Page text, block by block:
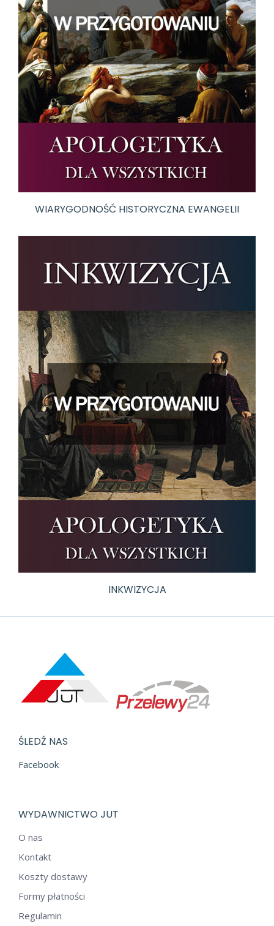
WIARYGODNOŚĆ HISTORYCZNA EWANGELII
INKWIZYCJA
ŚLEDŹ NAS
Facebook
WYDAWNICTWO JUT
O nas
Kontakt
Koszty dostawy
Formy płatności
Regulamin